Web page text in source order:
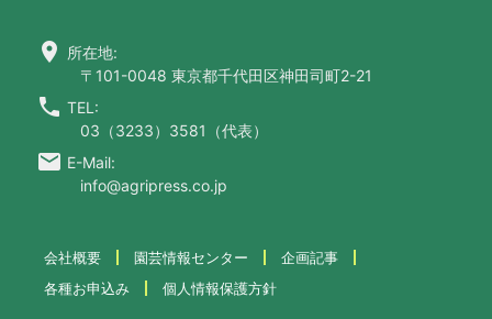
location_on 所在地:
〒101-0048 東京都千代田区神田司町2-21
call TEL:
03（3233）3581（代表）
email E-Mail:
info@agripress.co.jp
会社概要 園芸情報センター
企画記事
各種お申込み
個人情報保護方針